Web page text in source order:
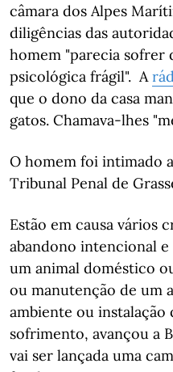
câmara dos Alpes
diligências das
homem "parecia sofrer
psicológica frágil". A
que o dono da casa
gatos. Chamava-lhes
O homem foi intimado
Tribunal Penal de
Estão em causa vários
abandono intencional
um animal doméstico
ou manutenção de um
ambiente ou instalação
sofrimento, avançou a
vai ser lançada uma